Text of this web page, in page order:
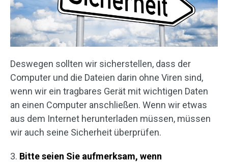
Deswegen sollten wir sicherstellen, dass der
Computer und die Dateien darin ohne Viren sind,
wenn wir ein tragbares Gerät mit wichtigen Daten
an einen Computer anschließen. Wenn wir etwas
aus dem Internet herunterladen müssen, müssen
wir auch seine Sicherheit überprüfen.
3. Bitte seien Sie aufmerksam, wenn